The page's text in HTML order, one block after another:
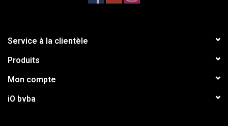
Service à la clientèle
Produits
Mon compte
iO bvba